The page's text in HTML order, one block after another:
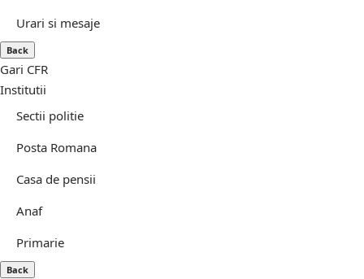
Urari si mesaje
Back
Gari CFR
Institutii
Sectii politie
Posta Romana
Casa de pensii
Anaf
Primarie
Back